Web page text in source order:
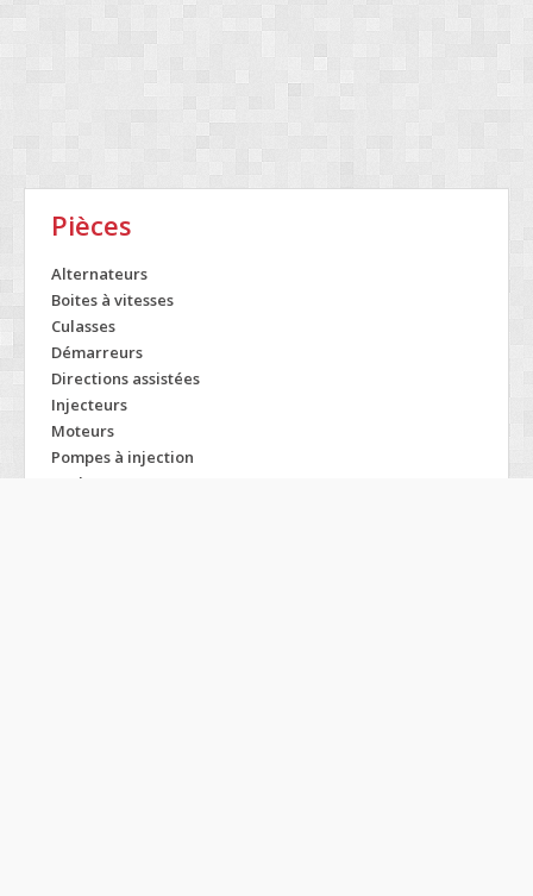
Pièces
Alternateurs
Boites à vitesses
Culasses
Démarreurs
Directions assistées
Injecteurs
Moteurs
Pompes à injection
Turbos